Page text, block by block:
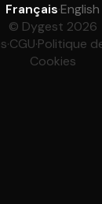
Français·English
© Dygest 2026
·CGU·Politique
Cookies